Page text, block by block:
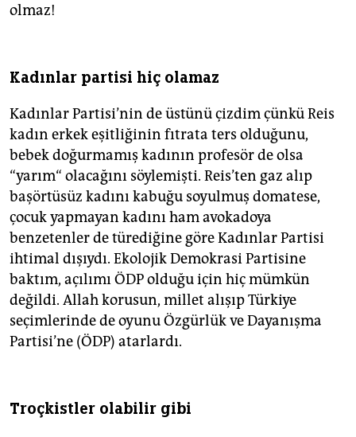
olmaz!
Kadınlar partisi hiç olamaz
Kadınlar Partisi’nin de üstünü çizdim çünkü Reis
kadın erkek eşitliğinin fıtrata ters olduğunu,
bebek doğurmamış kadının profesör de olsa
“yarım“ olacağını söylemişti. Reis’ten gaz alıp
başörtüsüz kadını kabuğu soyulmuş domatese,
çocuk yapmayan kadını ham avokadoya
benzetenler de türediğine göre Kadınlar Partisi
ihtimal dışıydı. Ekolojik Demokrasi Partisine
baktım, açılımı ÖDP olduğu için hiç mümkün
değildi. Allah korusun, millet alışıp Türkiye
seçimlerinde de oyunu Özgürlük ve Dayanışma
Partisi’ne (ÖDP) atarlardı.
Troçkistler olabilir gibi